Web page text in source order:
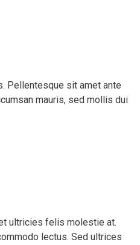
Pellentesque sit amet ante
mauris, sed mollis dui
ultricies felis molestie at.
lectus. Sed ultrices